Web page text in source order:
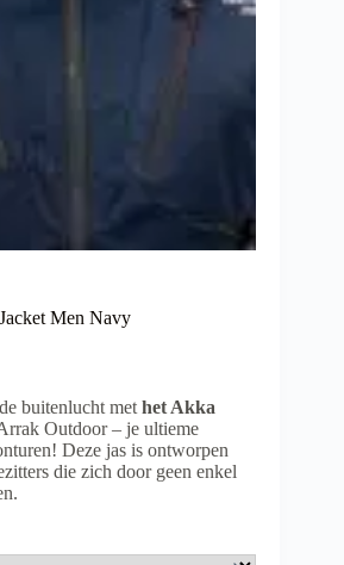
Men Navy
buitenlucht met het Akka
Outdoor – je ultieme
Deze jas is ontworpen
die zich door geen enkel